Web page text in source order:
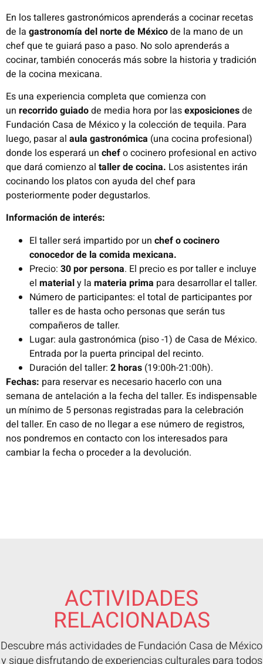
En los talleres gastronómicos aprenderás a cocinar recetas
de la gastronomía del norte de Méxicode la mano de un
chef que te guiará paso a paso. No solo aprenderás a
cocinar, también conocerás más sobre la historia y tradición
de la cocina mexicana.
Es una experiencia completa que comienza con
un recorrido guiadode media hora por lasexposicionesde
Fundación Casa de México y la colección de tequila. Para
luego, pasar al aula gastronómica (una cocina profesional)
donde los esperará un chefo cocinero profesional en activo
que dará comienzo al taller de cocina. Los asistentes irán
cocinando los platos con ayuda del chef para
posteriormente poder degustarlos.
Información de interés:
El taller será impartido por un chef o cocinero
conocedor de la comida mexicana.
Precio: 30 por persona. El precio es por taller e incluye
el materialy la materia prima para desarrollar el taller.
Número de participantes: el total de participantes por
taller es de hasta ocho personas que serán tus
compañeros de taller.
Lugar: aula gastronómica (piso -1) de Casa de México.
Entrada por la puerta principal del recinto.
Duración del taller: 2 horas (19:00h-21:00h).
Fechas: para reservar es necesario hacerlo con una
semana de antelación a la fecha del taller. Es indispensable
un mínimo de 5 personas registradas para la celebración
del taller. En caso de no llegar a ese número de registros,
nos pondremos en contacto con los interesados para
cambiar la fecha o proceder a la devolución.
ACTIVIDADES
RELACIONADAS
Descubre más actividades de Fundación Casa de México